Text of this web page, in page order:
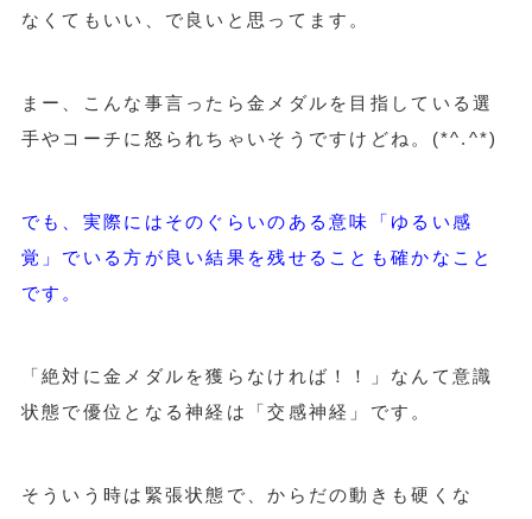
なくてもいい、で良いと思ってます。
まー、こんな事言ったら金メダルを目指している選
手やコーチに怒られちゃいそうですけどね。(*^.^*)
でも、実際にはそのぐらいのある意味「ゆるい感
覚」でいる方が良い結果を残せることも確かなこと
です。
「絶対に金メダルを獲らなければ！！」なんて意識
状態で優位となる神経は「交感神経」です。
そういう時は緊張状態で、からだの動きも硬くな